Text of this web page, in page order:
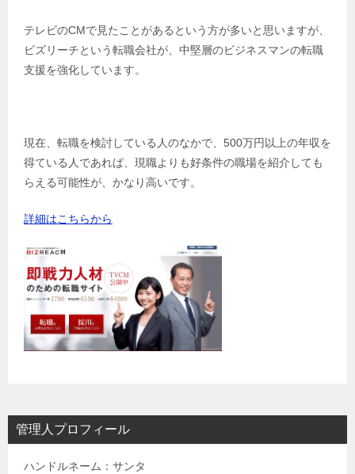
テレビのCMで見たことがあるという方が多いと思いますが、
ビズリーチという転職会社が、中堅層のビジネスマンの転職
支援を強化しています。
現在、転職を検討している人のなかで、500万円以上の年収を
得ている人であれば、現職よりも好条件の職場を紹介しても
らえる可能性が、かなり高いです。
詳細はこちらから
管理人プロフィール
ハンドルネーム：サンタ